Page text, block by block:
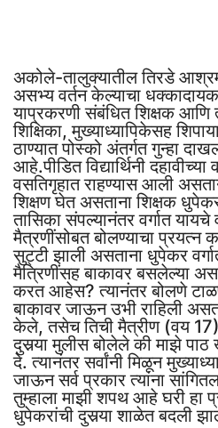
अकोले-तालुक्यातील तिरडे
असभ्य वर्तन केल्याचा
याप्रकरणी संबंधित शिक्षक आणि
शिक्षिका, मुख्याध्यापिकेसह
ठाण्यात पोस्को अंतर्गत गुन्हा
आहे.पीडित विद्यार्थिनी
वसतिगृहात राहण्यास आली
शिक्षण घेत असताना शिक्षक
तासिका संपल्यानंतर वर्गात
मैत्रणींसोबत बोलण्याचा प्रयत्न
सुट्टी झाली असताना धुपेकर
मैत्रिणींसह बाकावर बसलेल्या
करत आहेस? त्यानंतर बोलणे
बाकावर जाऊन उभी राहिली
केले, तसेच तिची मैत्रीण (वय 17)
दुसर्‍या मुलीस बोलेले की माझे
दे. त्यानंतर सर्वांनी मिळून
जाऊन सर्व प्रकार त्यांना
तुम्हाला माझी शपथ आहे घरी हा
धुपेकरांची दुसर्‍या शाळेत बदली